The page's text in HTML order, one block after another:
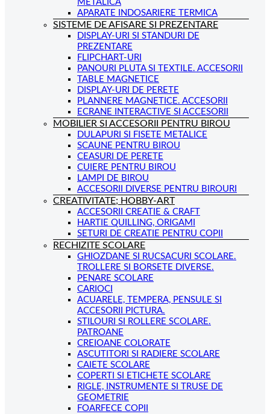
METALICA
APARATE INDOSARIERE TERMICA
SISTEME DE AFISARE SI PREZENTARE
DISPLAY-URI SI STANDURI DE
PREZENTARE
FLIPCHART-URI
PANOURI PLUTA SI TEXTILE. ACCESORII
TABLE MAGNETICE
DISPLAY-URI DE PERETE
PLANNERE MAGNETICE. ACCESORII
ECRANE INTERACTIVE SI ACCESORII
MOBILIER SI ACCESORII PENTRU BIROU
DULAPURI SI FISETE METALICE
SCAUNE PENTRU BIROU
CEASURI DE PERETE
CUIERE PENTRU BIROU
LAMPI DE BIROU
ACCESORII DIVERSE PENTRU BIROURI
CREATIVITATE; HOBBY-ART
ACCESORII CREATIE & CRAFT
HARTIE QUILLING, ORIGAMI
SETURI DE CREATIE PENTRU COPII
RECHIZITE SCOLARE
GHIOZDANE SI RUCSACURI SCOLARE.
TROLLERE SI BORSETE DIVERSE.
PENARE SCOLARE
CARIOCI
ACUARELE, TEMPERA, PENSULE SI
ACCESORII PICTURA.
STILOURI SI ROLLERE SCOLARE.
PATROANE
CREIOANE COLORATE
ASCUTITORI SI RADIERE SCOLARE
CAIETE SCOLARE
COPERTI SI ETICHETE SCOLARE
RIGLE, INSTRUMENTE SI TRUSE DE
GEOMETRIE
FOARFECE COPII